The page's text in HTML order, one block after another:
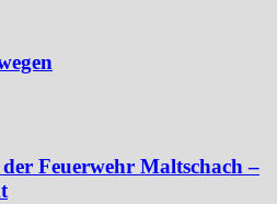
Feuerwehr Maltschach –